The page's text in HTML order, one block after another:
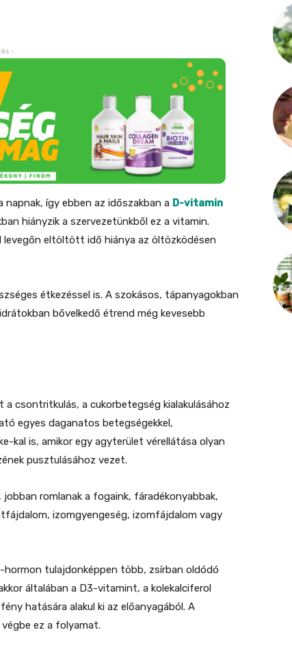
-
így ebben az időszakban a D-vitamin
hiányzik a szervezetünkből ez a vitamin.
levegőn eltöltött idő hiánya az öltözködésen
étkezéssel is. A szokásos, tápanyagokban
bővelkedő étrend még kevesebb
csontritkulás, a cukorbetegség kialakulásához
egyes daganatos betegségekkel,
kal is, amikor egy agyterület vérellátása olyan
pusztulásához vezet.
romlanak a fogaink, fáradékonyabbak,
izomgyengeség, izomfájdalom vagy
hormon tulajdonképpen több, zsírban oldódó
általában a D3-vitamint, a kolekalciferol
hatására alakul ki az előanyagából. A
ez a folyamat.